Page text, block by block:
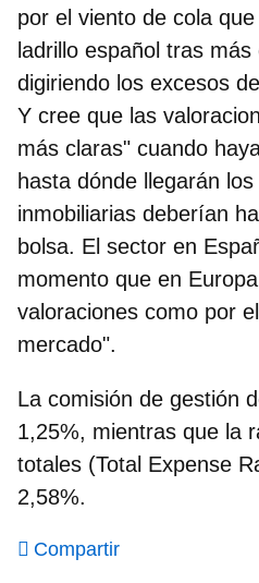
por el viento de cola
ladrillo español tras
digiriendo los excesos
Y cree que las
más claras" cuando
hasta dónde llegarán
inmobiliarias deberían
bolsa. El sector en
momento que en
valoraciones como por
mercado".
La comisión de gestión
1,25%, mientras que la
totales (Total Expense
2,58%.
Compartir